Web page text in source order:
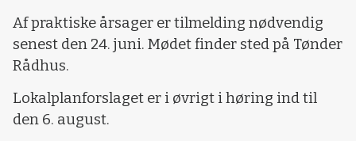
Af praktiske årsager er tilmelding nødvendig
senest den 24. juni. Mødet finder sted på Tønder
Rådhus.
Lokalplanforslaget er i øvrigt i høring ind til
den 6. august.